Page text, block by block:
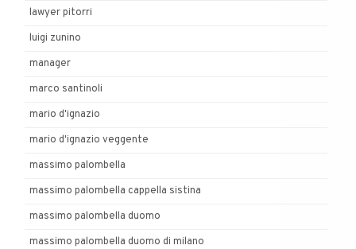
lawyer pitorri
luigi zunino
manager
marco santinoli
mario d'ignazio
mario d'ignazio veggente
massimo palombella
massimo palombella cappella sistina
massimo palombella duomo
massimo palombella duomo di milano